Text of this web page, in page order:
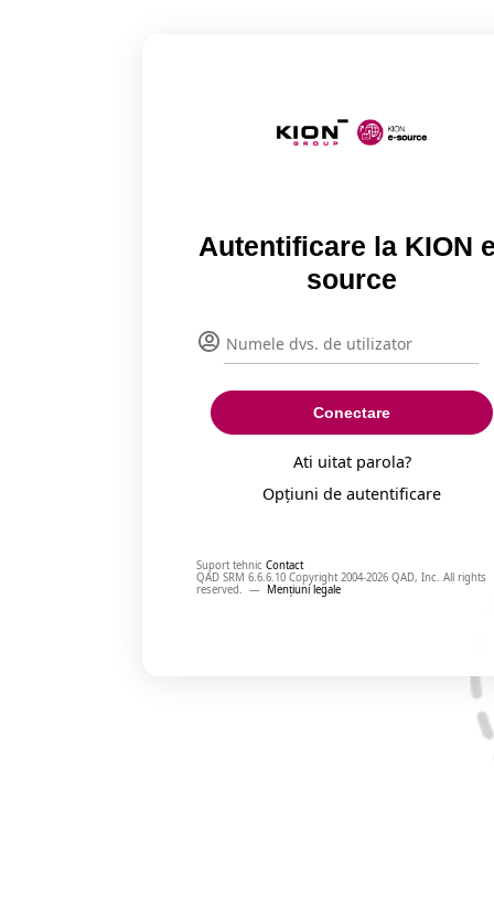
Autentificare la KION
source
Conectare
Ati uitat parola?
Opțiuni de autentificare
Suport tehnic Contact
QAD SRM 6.6.6.10 Copyright 2004-2026 QAD, Inc. All rights
reserved. — Mențiuni legale